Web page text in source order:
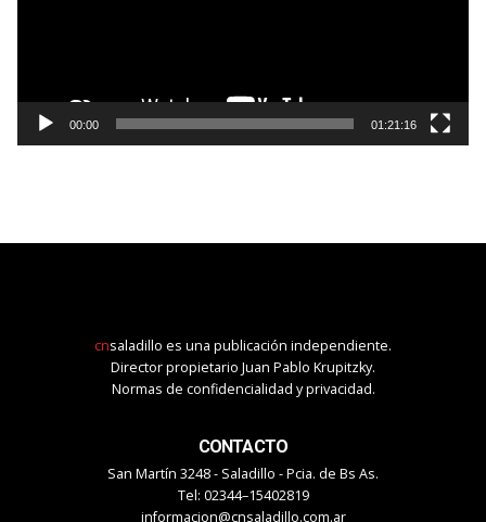
00:00 01:21:16
cnsaladillo es una publicación independiente.
Director propietario Juan Pablo Krupitzky.
Normas de confidencialidad y privacidad.
CONTACTO
San Martín 3248 - Saladillo - Pcia. de Bs As.
Tel: 02344–15402819
informacion@cnsaladillo.com.ar